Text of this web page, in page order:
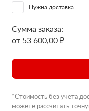
Нужна доставка
Сумма заказа:
от 53 600,00 ₽
*Стоимость без учета
можете рассчитать